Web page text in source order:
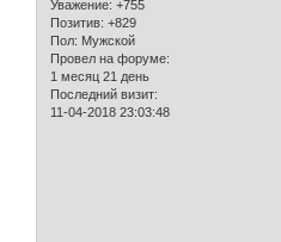
Уважение: +755
Позитив: +829
Пол: Мужской
Провел на форуме:
1 месяц 21 день
Последний визит:
11-04-2018 23:03:48